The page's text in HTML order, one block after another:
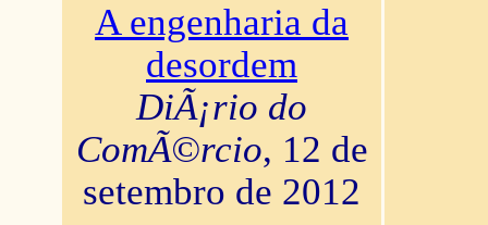
A engenharia da
desordem
DiÃ¡rio do
ComÃ©rcio, 12 de
setembro de 2012